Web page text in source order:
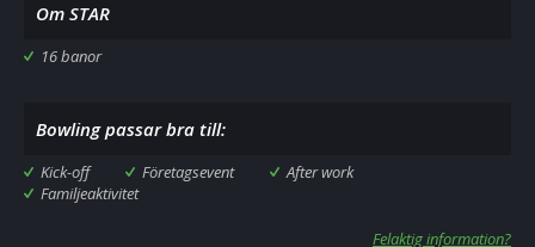
Om STAR
16 banor
Bowling passar bra till:
Kick-off Företagsevent
After work
Familjeaktivitet
Felaktig information?